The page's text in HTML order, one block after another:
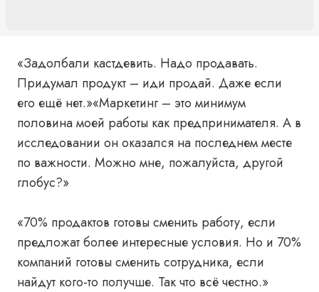
«Задолбали кастдевить. Надо продавать.
Придумал продукт – иди продай. Даже если
его ещё нет.»«Маркетинг – это минимум
половина моей работы как предпринимателя. А в
исследовании он оказался на последнем месте
по важности. Можно мне, пожалуйста, другой
глобус?»
«70% продактов готовы сменить работу, если
предложат более интересные условия. Но и 70%
компаний готовы сменить сотрудника, если
найдут кого-то получше. Так что всё честно.»